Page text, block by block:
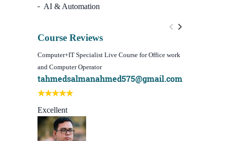
AI & Automation
Course Reviews
Computer+IT Specialist Live Course for Office work
and Computer Operator
tahmedsalmanahmed575@gmail.com
Excellent